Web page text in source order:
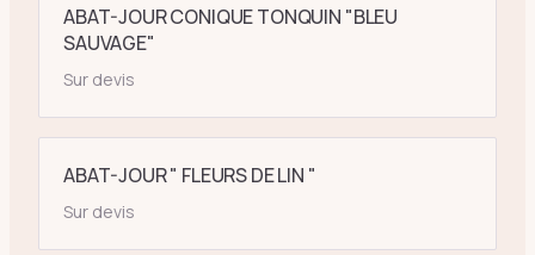
ABAT-JOUR CONIQUE TONQUIN "BLEU
SAUVAGE"
Sur devis
ABAT-JOUR " FLEURS DE LIN "
Sur devis